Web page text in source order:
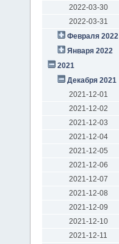
2022-03-30
2022-03-31
Февраля 2022
Января 2022
2021
Декабря 2021
2021-12-01
2021-12-02
2021-12-03
2021-12-04
2021-12-05
2021-12-06
2021-12-07
2021-12-08
2021-12-09
2021-12-10
2021-12-11